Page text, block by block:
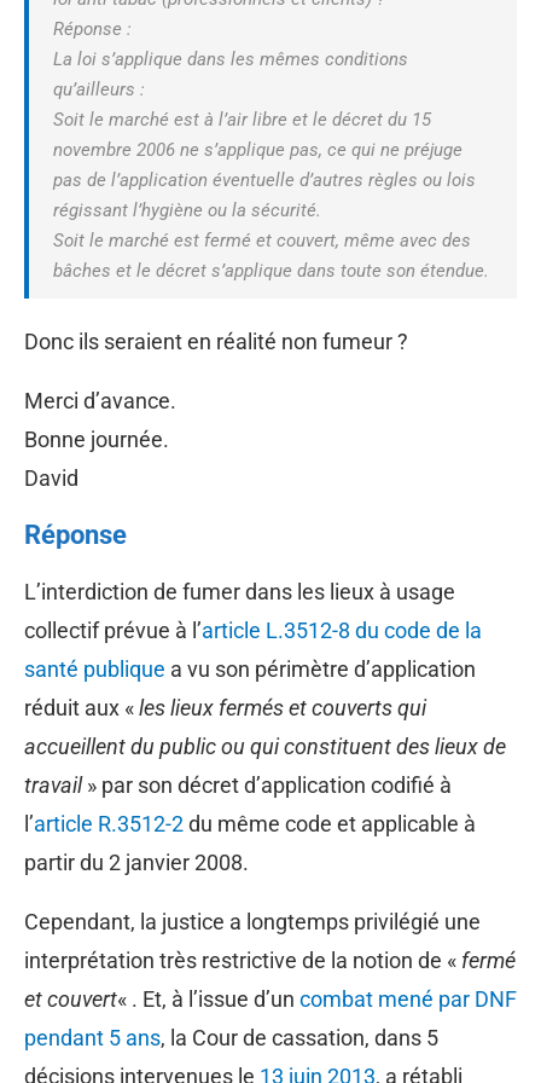
Réponse :
La loi s’applique dans les mêmes conditions
qu’ailleurs :
Soit le marché est à l’air libre et le décret du 15
novembre 2006 ne s’applique pas, ce qui ne préjuge
pas de l’application éventuelle d’autres règles ou lois
régissant l’hygiène ou la sécurité.
Soit le marché est fermé et couvert, même avec des
bâches et le décret s’applique dans toute son étendue.
Donc ils seraient en réalité non fumeur ?
Merci d’avance.
Bonne journée.
David
Réponse
L’interdiction de fumer dans les lieux à usage
collectif prévue à l’article L.3512-8 du code de la
santé publique a vu son périmètre d’application
réduit aux «les lieux fermés et couverts qui
accueillent du public ou qui constituent des lieux de
travail» par son décret d’application codifié à
l’article R.3512-2du même code et applicable à
partir du 2 janvier 2008.
Cependant, la justice a longtemps privilégié une
interprétation très restrictive de la notion de « fermé
et couvert« . Et, à l’issue d’un combat mené par DNF
pendant 5 ans, la Cour de cassation, dans 5
décisions intervenues le 13 juin 2013, a rétabli